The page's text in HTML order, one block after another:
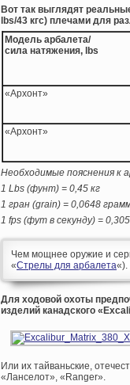
Вот так выглядят
lbs/43 кгс) плечами для
Модель арбалета/
сила натяжения, lbs
«Архонт»
«Архонт»
Необходимые пояснения к
1 Lbs (фунт) = 0,45 кг
1 гран (grain) = 0,0648
1 fps (фут в секунду) =
Чем мощнее оружие и
«Стрелы для арбалета«).
Для ходовой охоты
изделий канадского
Или их тайваньские,
«Ланселот», «Ranger».